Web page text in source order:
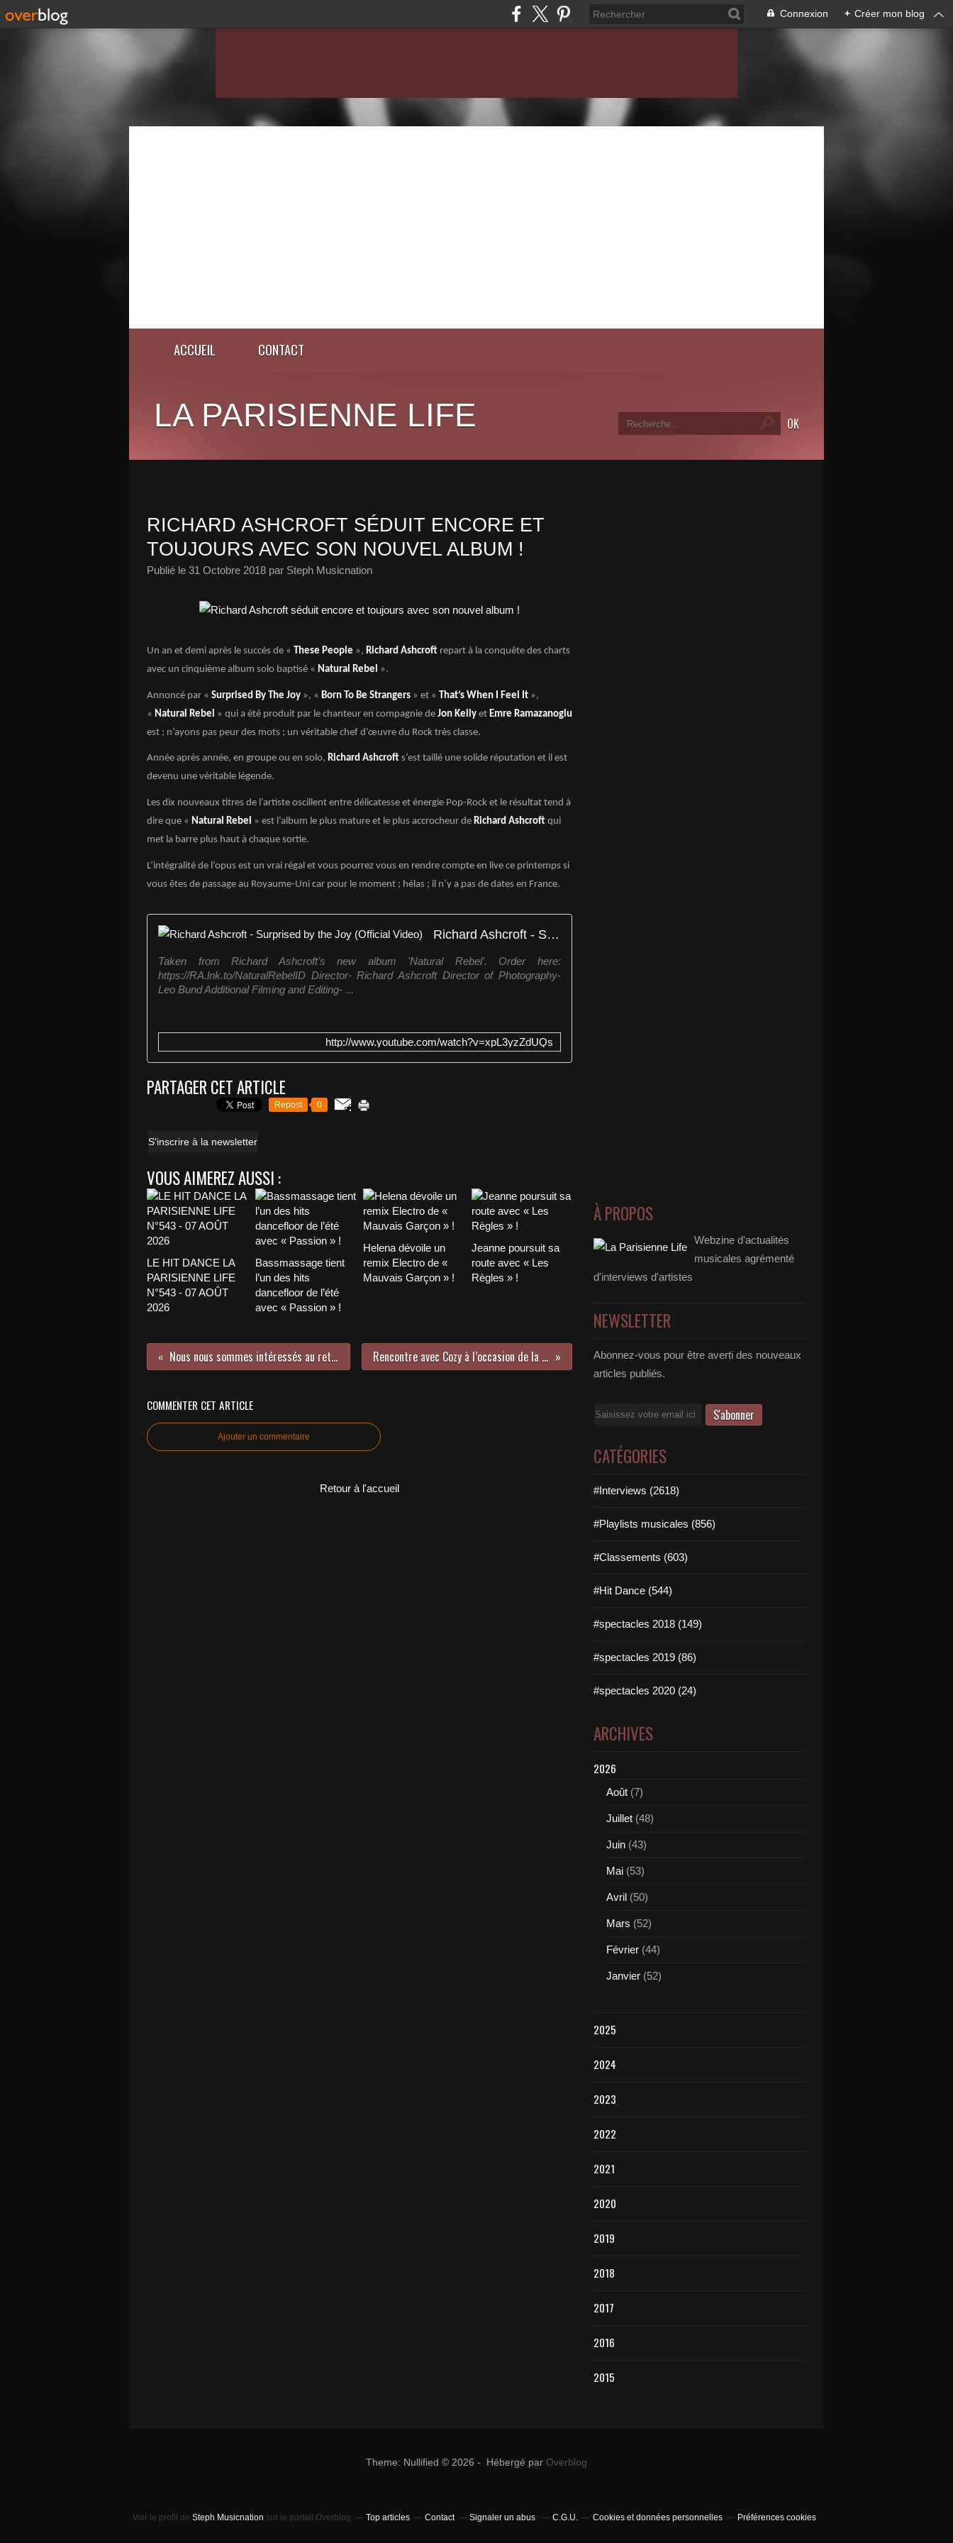
Connexion + Créer mon blog
ACCUEIL CONTACT
LA PARISIENNE LIFE
RICHARD ASHCROFT SÉDUIT ENCORE ET
TOUJOURS AVEC SON NOUVEL ALBUM !
Publié le 31 Octobre 2018 par Steph Musicnation
Un an et demi après le succès de « These People », Richard Ashcroft repart à la conquête des charts
avec un cinquième album solo baptisé « Natural Rebel ».
Annoncé par « Surprised By The Joy », « Born To Be Strangers » et « That’s When I Feel It »,
« Natural Rebel » qui a été produit par le chanteur en compagnie de Jon Kelly et Emre Ramazanoglu
est ; n’ayons pas peur des mots ; un véritable chef d’œuvre du Rock très classe.
Année après année, en groupe ou en solo, Richard Ashcroft s’est taillé une solide réputation et il est
devenu une véritable légende.
Les dix nouveaux titres de l’artiste oscillent entre délicatesse et énergie Pop-Rock et le résultat tend à
dire que « Natural Rebel » est l’album le plus mature et le plus accrocheur de Richard Ashcroft qui
met la barre plus haut à chaque sortie.
L’intégralité de l’opus est un vrai régal et vous pourrez vous en rendre compte en live ce printemps si
vous êtes de passage au Royaume-Uni car pour le moment ; hélas ; il n’y a pas de dates en France.
Richard Ashcroft - Surprised by the Joy (Official Video)
Taken from Richard Ashcroft's new album 'Natural Rebel'. Order here:
https://RA.lnk.to/NaturalRebelID Director- Richard Ashcroft Director of Photography-
Leo Bund Additional Filming and Editing- ...
http://www.youtube.com/watch?v=xpL3yzZdUQs
PARTAGER CET ARTICLE
Repost 0
S'inscrire à la newsletter
VOUS AIMEREZ AUSSI :
LE HIT DANCE LA
PARISIENNE LIFE
N°543 - 07 AOÛT
2026
Bassmassage tient
l’un des hits
dancefloor de l’été
avec « Passion » !
Helena dévoile un
remix Electro de «
Mauvais Garçon » !
Jeanne poursuit sa
route avec « Les
Règles » !
Nous nous sommes intéressés au retour des Black Eyed Peas ! Rencontre avec Cozy à l’occasion de la sortie de son premier EP !
COMMENTER CET ARTICLE
Ajouter un commentaire
Retour à l'accueil
À PROPOS
Webzine d'actualités
musicales agrémenté
d'interviews d'artistes
NEWSLETTER
Abonnez-vous pour être averti des nouveaux
articles publiés.
Email
CATÉGORIES
#Interviews (2618)
#Playlists musicales (856)
#Classements (603)
#Hit Dance (544)
#spectacles 2018 (149)
#spectacles 2019 (86)
#spectacles 2020 (24)
ARCHIVES
2026
Août (7)
Juillet (48)
Juin (43)
Mai (53)
Avril (50)
Mars (52)
Février (44)
Janvier (52)
2025
2024
2023
2022
2021
2020
2019
2018
2017
2016
2015
Theme: Nullified © 2026 - Hébergé par Overblog
Voir le profil de Steph Musicnation sur le portail Overblog Top articles Contact Signaler un abus C.G.U. Cookies et données personnelles Préférences cookies